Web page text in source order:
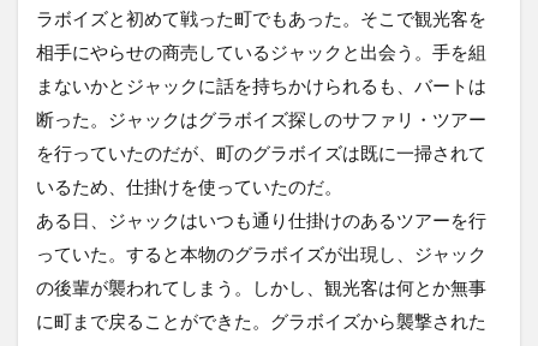
ラボイズと初めて戦った町でもあった。そこで観光客を
相手にやらせの商売しているジャックと出会う。手を組
まないかとジャックに話を持ちかけられるも、バートは
断った。ジャックはグラボイズ探しのサファリ・ツアー
を行っていたのだが、町のグラボイズは既に一掃されて
いるため、仕掛けを使っていたのだ。
ある日、ジャックはいつも通り仕掛けのあるツアーを行
っていた。すると本物のグラボイズが出現し、ジャック
の後輩が襲われてしまう。しかし、観光客は何とか無事
に町まで戻ることができた。グラボイズから襲撃された